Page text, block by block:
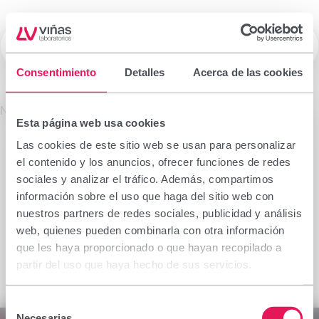
Consentimiento Detalles Acerca de las cookies
Esta página web usa cookies
Las cookies de este sitio web se usan para personalizar
el contenido y los anuncios, ofrecer funciones de redes
sociales y analizar el tráfico. Además, compartimos
información sobre el uso que haga del sitio web con
nuestros partners de redes sociales, publicidad y análisis
web, quienes pueden combinarla con otra información
que les haya proporcionado o que hayan recopilado a
partir del uso que haya hecho de sus servicios.
Laboratorios Viñas
No se encontró el producto solicitado.
Important notice
The information contained in this section is
intended only for the health professional authorised
to prescribe or dispense medicinal products for
which specialised training is required for proper
interpretation. If you do not belong to this group,
please refrain from continuing.
I declare I am a health professional with prescribing
or dispensing capacity in Spain.